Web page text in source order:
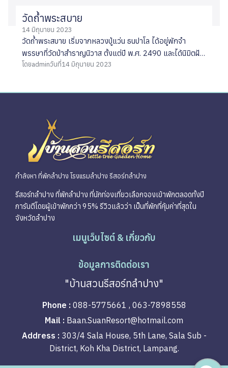
วัดถ้ำพระสบาย
14 มิถุนายน 2023
วัดถ้ำพระสบาย เริ่มจากหลวงปู่แว่น ธนปาโล ได้อยู่พักจำ
พรรษาที่วัดป่าสำราญนิวาส ตั้งแต่ปี พ.ศ. 2490 และได้นิมิตฝัน
บ่อยครั้งว่า ได้ไปเที่ยวดอยแห่งหนึ่งที่มีถ้ำ โดยวัดนี้นับว่าเป็นวัด
ธรรมชาติที่หาพบได้ยาก เป็นแหล่งธรรมชาติบนขุนเขาที่ร่มรื่น
โดยadminวันที่14 มิถุนายน 2023
กำลังหา ที่พักลำปาง โรงแรมลำปาง รีสอร์ทลำปาง
รีสอร์ทลำปาง ที่พักลำปาง ที่นักท่องเที่ยวเลือกจองเข้าพักตลอดทั้งปี
การันตีโดยผู้เข้าพักกว่า 95% รีวิวแล้วว่า เป็นที่พักที่คุ้มค่าที่สุดใน
จังหวัดลำปาง
เมนูเว็บไซต์ & เกี่ยวกับ
ข้อมูลการติดต่อเรา
"บ้านสวนรีสอร์ทลำปาง"
Phone : 088-5775661 , 063-7898558
Mail : Baan.SuanResort@hotmail.com
Address : 303/4 Sala House, 5th Lane, Sala Sub -
District, Koh Kha District, Lampang.